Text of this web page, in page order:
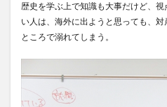
歴史を学ぶ上で知識も大事だけど、
い人は、海外に出ようと思っても、
ところで溺れてしまう。